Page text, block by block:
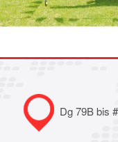
Dg 79B bis #